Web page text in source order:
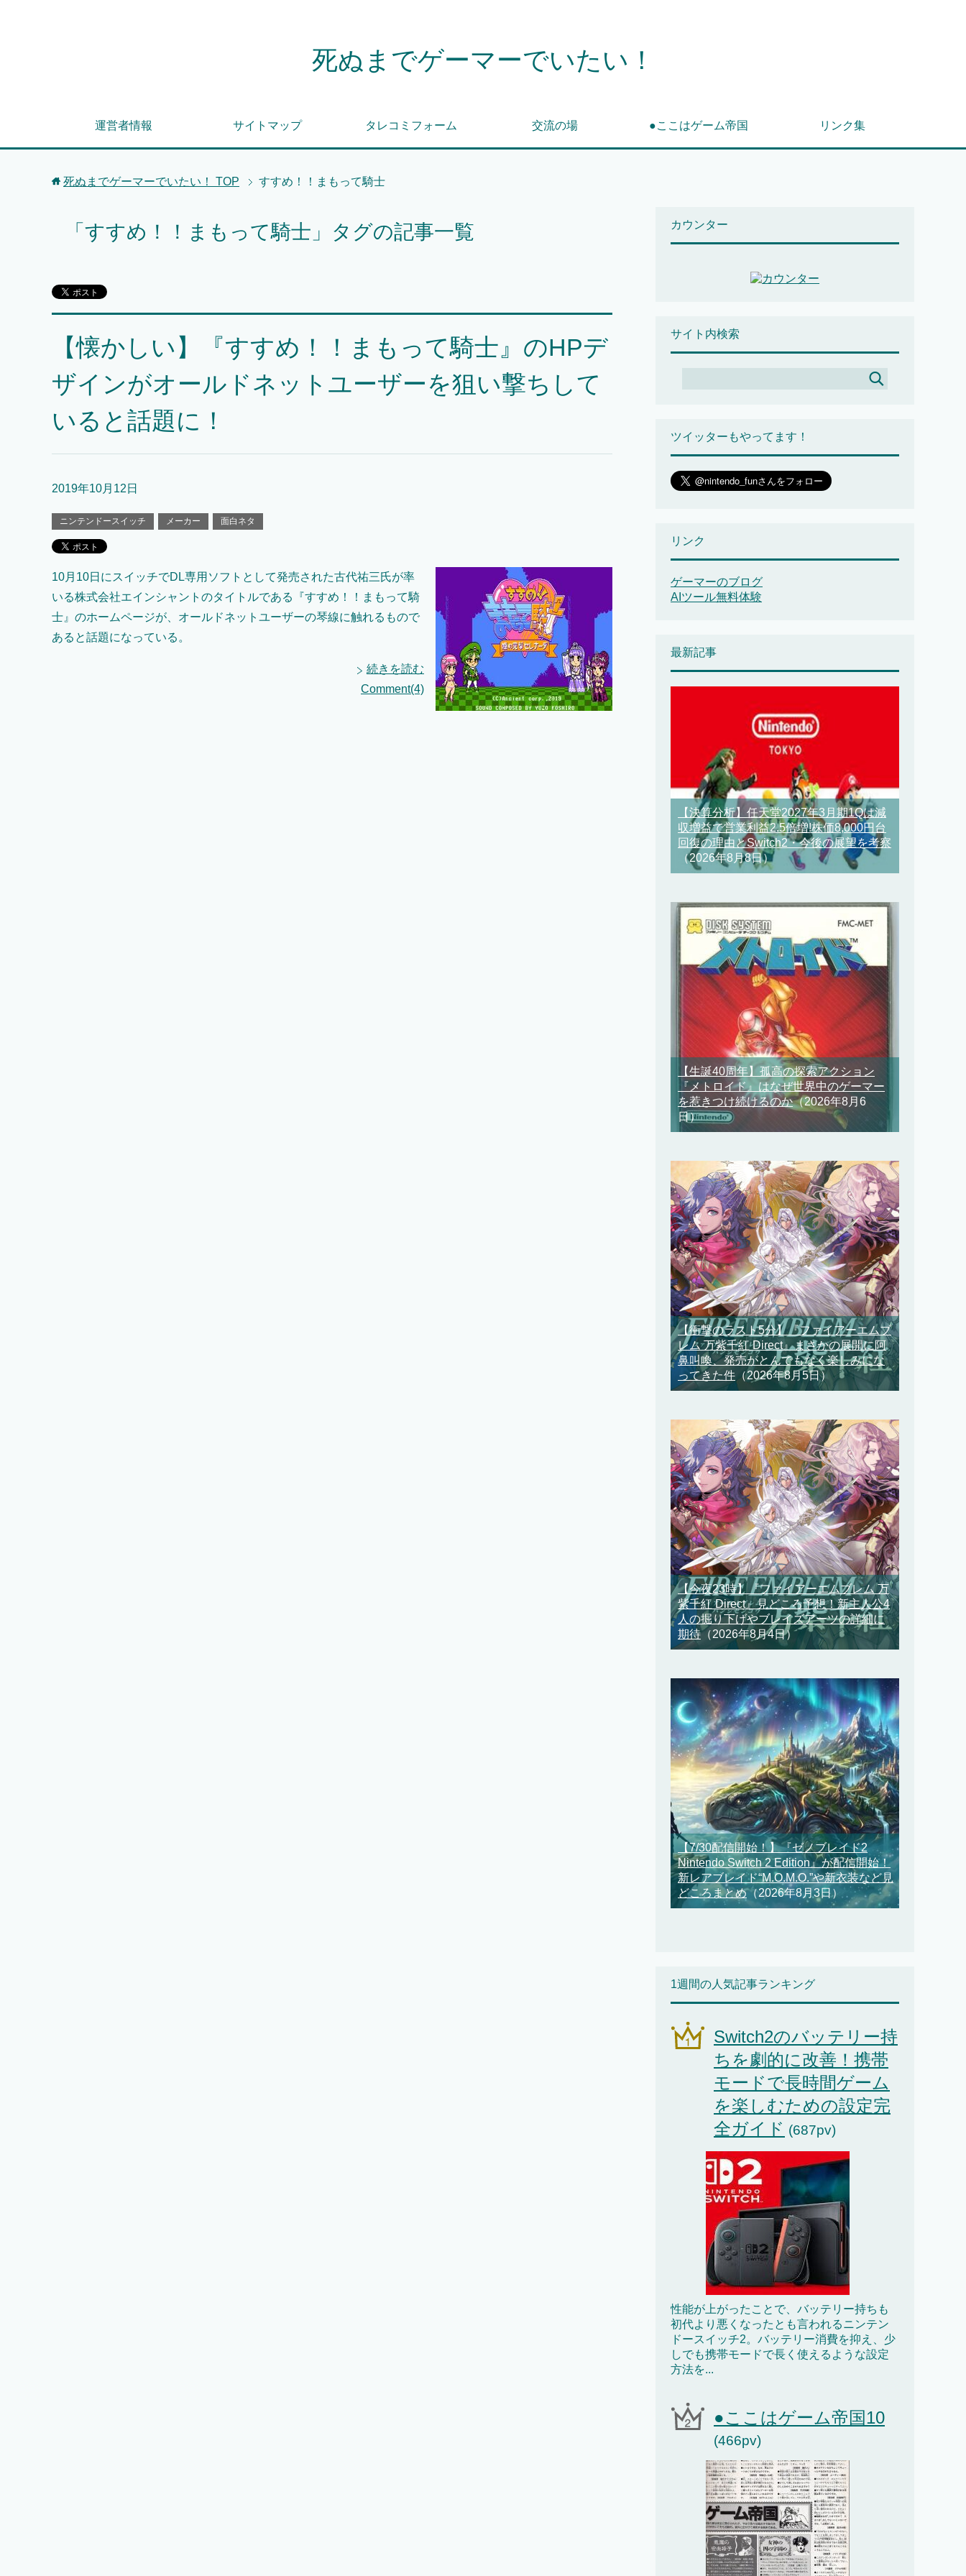
死ぬまでゲーマーでいたい！
運営者情報 サイトマップ タレコミフォーム 交流の場 ●ここはゲーム帝国 リンク集
死ぬまでゲーマーでいたい！ TOP すすめ！！まもって騎士
「すすめ！！まもって騎士」タグの記事一覧
【懐かしい】『すすめ！！まもって騎士』のHPデ
ザインがオールドネットユーザーを狙い撃ちして
いると話題に！
2019年10月12日
ニンテンドースイッチ メーカー 面白ネタ
10月10日にスイッチでDL専用ソフトとして発売された古代祐三氏が率
いる株式会社エインシャントのタイトルである『すすめ！！まもって騎
士』のホームページが、オールドネットユーザーの琴線に触れるもので
あると話題になっている。
続きを読む
Comment(4)
カウンター
サイト内検索
ツイッターもやってます！
リンク
ゲーマーのブログ
AIツール無料体験
最新記事
【決算分析】任天堂2027年3月期1Qは減
収増益で営業利益2.5倍増!株価8,000円台
回復の理由とSwitch2・今後の展望を考察
（2026年8月8日）
【生誕40周年】孤高の探索アクション
『メトロイド』はなぜ世界中のゲーマー
を惹きつけ続けるのか（2026年8月6
日）
【衝撃のラスト5分】『ファイアーエムブ
レム 万紫千紅 Direct』まさかの展開に阿
鼻叫喚、発売がとんでもなく楽しみにな
ってきた件 （2026年8月5日）
【今夜23時】『ファイアーエムブレム 万
紫千紅 Direct』見どころ予想！新主人公4
人の掘り下げやブレイズアーツの詳細に
期待（2026年8月4日）
【7/30配信開始！】『ゼノブレイド2
Nintendo Switch 2 Edition』が配信開始！
新レアブレイド“M.O.M.O.”や新衣装など見
どころまとめ（2026年8月3日）
1週間の人気記事ランキング
Switch2のバッテリー持
ちを劇的に改善！携帯
モードで長時間ゲーム
を楽しむための設定完
全ガイド (687pv)
性能が上がったことで、バッテリー持ちも
初代より悪くなったとも言われるニンテン
ドースイッチ2。バッテリー消費を抑え、少
しでも携帯モードで長く使えるような設定
方法を...
●ここはゲーム帝国10
(466pv)